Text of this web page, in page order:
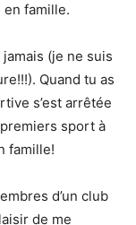
en famille.
(je ne suis
Quand tu as
s’est arrêtée
sport à
famille!
d’un club
de me